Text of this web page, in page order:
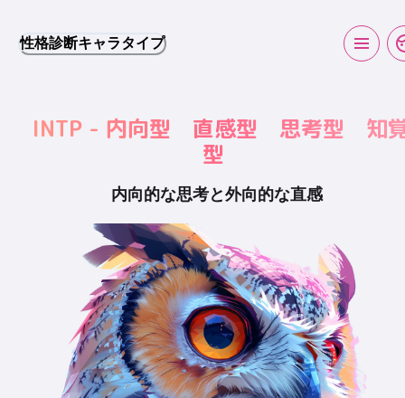
性格診断キャラタイプ
INTP - 内向型 直感型 思考型 知
型
内向的な思考と外向的な直感